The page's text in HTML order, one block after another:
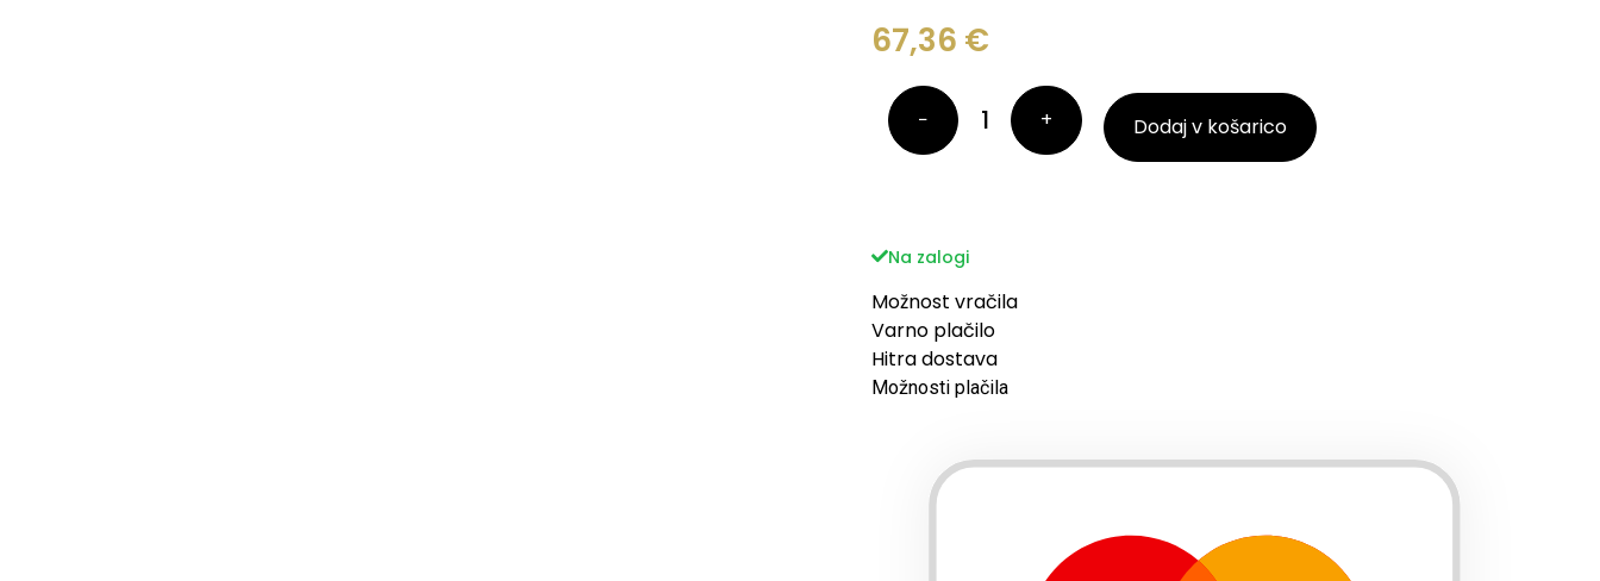
67,36 €
− + Dodaj v košarico
Na zalogi
Možnost vračila
Varno plačilo
Hitra dostava
Možnosti plačila